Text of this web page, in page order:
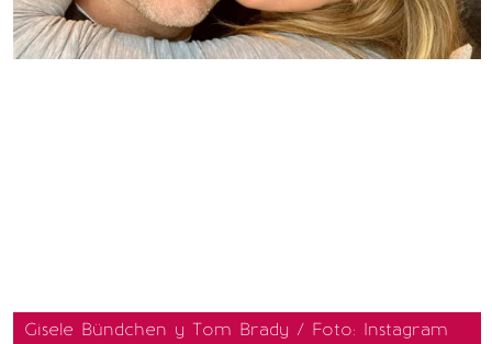
Gisele Bündchen y Tom Brady / Foto: Instagram